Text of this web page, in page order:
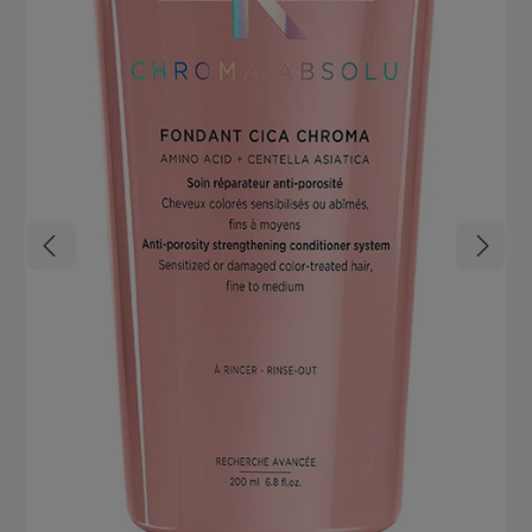
porösem Haar Bis zu 100% Weißabdeckung Ultimativer Farberhalt
Absolute Strähnentreue